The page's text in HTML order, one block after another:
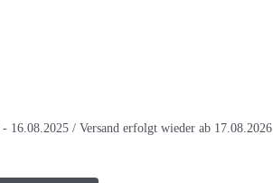
16.08.2025 / Versand erfolgt wieder ab 17.08.2026